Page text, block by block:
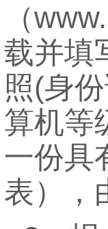
（
载并填
照(身
算机等
一份具
表），